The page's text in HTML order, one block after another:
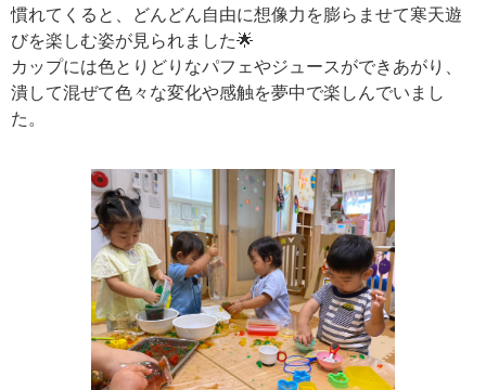
慣れてくると、どんどん自由に想像力を膨らませて寒天遊
びを楽しむ姿が見られました🌟
カップには色とりどりなパフェやジュースができあがり、
潰して混ぜて色々な変化や感触を夢中で楽しんでいまし
た。